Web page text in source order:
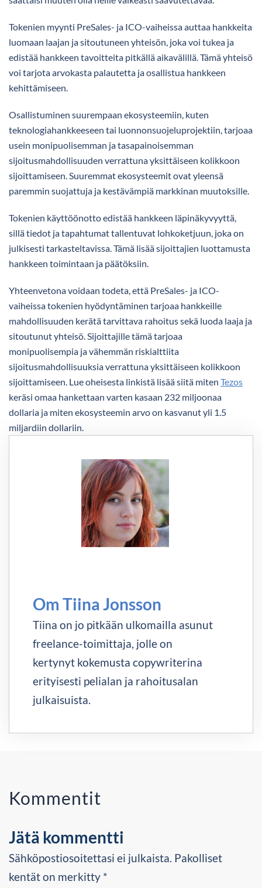
Tokenien myynti PreSales- ja ICO-vaiheissa auttaa hankkeita
luomaan laajan ja sitoutuneen yhteisön, joka voi tukea ja
edistää hankkeen tavoitteita pitkällä aikavälillä. Tämä yhteisö
voi tarjota arvokasta palautetta ja osallistua hankkeen
kehittämiseen.
Osallistuminen suurempaan ekosysteemiin, kuten
teknologiahankkeeseen tai luonnonsuojeluprojektiin, tarjoaa
usein monipuolisemman ja tasapainoisemman
sijoitusmahdollisuuden verrattuna yksittäiseen kolikkoon
sijoittamiseen. Suuremmat ekosysteemit ovat yleensä
paremmin suojattuja ja kestävämpiä markkinan muutoksille.
Tokenien käyttöönotto edistää hankkeen läpinäkyvyyttä,
sillä tiedot ja tapahtumat tallentuvat lohkoketjuun, joka on
julkisesti tarkasteltavissa. Tämä lisää sijoittajien luottamusta
hankkeen toimintaan ja päätöksiin.
Yhteenvetona voidaan todeta, että PreSales- ja ICO-
vaiheissa tokenien hyödyntäminen tarjoaa hankkeille
mahdollisuuden kerätä tarvittava rahoitus sekä luoda laaja ja
sitoutunut yhteisö. Sijoittajille tämä tarjoaa
monipuolisempia ja vähemmän riskialttiita
sijoitusmahdollisuuksia verrattuna yksittäiseen kolikkoon
sijoittamiseen. Lue oheisesta linkistä lisää siitä miten Tezos
keräsi omaa hankettaan varten kasaan 232 miljoonaa
dollaria ja miten ekosysteemin arvo on kasvanut yli 1.5
miljardiin dollariin.
Om Tiina Jonsson
Tiina on jo pitkään ulkomailla asunut
freelance-toimittaja, jolle on
kertynyt kokemusta copywriterina
erityisesti pelialan ja rahoitusalan
julkaisuista.
Kommentit
Jätä kommentti
Sähköpostiosoitettasi ei julkaista. Pakolliset
kentät on merkitty *